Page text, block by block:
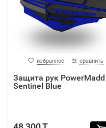
избранное сравнить
Защита рук PowerMadd
Sentinel Blue